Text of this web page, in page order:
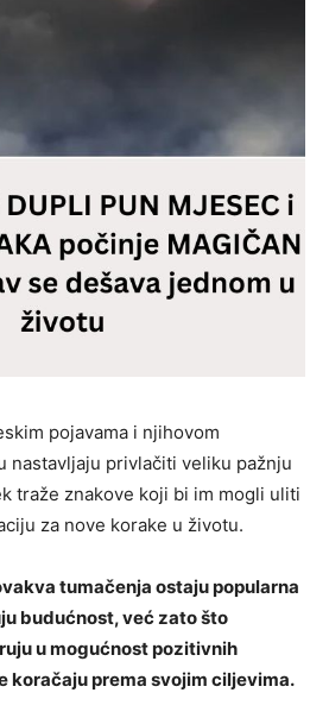
pojavama i njihovom
nastavljaju privlačiti veliku pažnju
traže znakove koji bi im mogli uliti
za nove korake u životu.
tumačenja ostaju popularna
budućnost, već zato što
u mogućnost pozitivnih
koračaju prema svojim ciljevima.